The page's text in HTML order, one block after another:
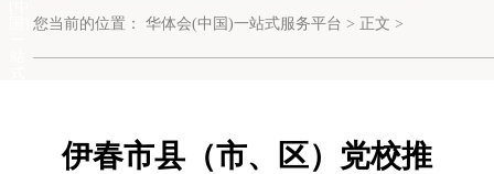
您当前的位置： 华体会(中国)一站式服务平台 > 正文 >
伊春市县（市、区）党校推